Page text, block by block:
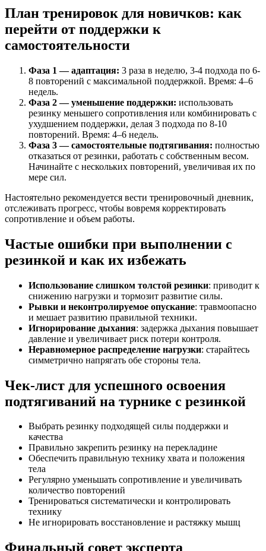
План тренировок для новичков: как
перейти от поддержки к
самостоятельности
Фаза 1 — адаптация: 3 раза в неделю, 3-4 подхода по 6-
8 повторений с максимальной поддержкой. Время: 4–6
недель.
Фаза 2 — уменьшение поддержки: использовать
резинку меньшего сопротивления или комбинировать с
ухудшением поддержки, делая 3 подхода по 8-10
повторений. Время: 4–6 недель.
Фаза 3 — самостоятельные подтягивания: полностью
отказаться от резинки, работать с собственным весом.
Начинайте с нескольких повторений, увеличивая их по
мере сил.
Настоятельно рекомендуется вести тренировочный дневник,
отслеживать прогресс, чтобы вовремя корректировать
сопротивление и объем работы.
Частые ошибки при выполнении с
резинкой и как их избежать
Использование слишком толстой резинки: приводит к
снижению нагрузки и тормозит развитие силы.
Рывки и неконтролируемое опускание: травмоопасно
и мешает развитию правильной техники.
Игнорирование дыхания: задержка дыхания повышает
давление и увеличивает риск потери контроля.
Неравномерное распределение нагрузки: старайтесь
симметрично напрягать обе стороны тела.
Чек-лист для успешного освоения
подтягиваний на турнике с резинкой
Выбрать резинку подходящей силы поддержки и
качества
Правильно закрепить резинку на перекладине
Обеспечить правильную технику хвата и положения
тела
Регулярно уменьшать сопротивление и увеличивать
количество повторений
Тренироваться систематически и контролировать
технику
Не игнорировать восстановление и растяжку мышц
Финальный совет эксперта